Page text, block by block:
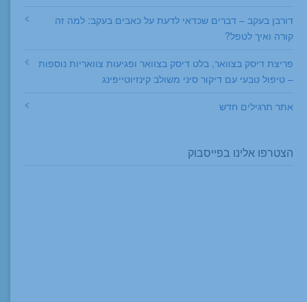
דורבן בעקב – דברים שכדאי לדעת על כאבים בעקב: למה זה
קורה ואיך לטפל?
פריצת דיסק בצוואר, בלט דיסק בצוואר ופגיעות צוואריות נוספות
– טיפול טבעי עם דיקור סיני משולב קינזיוטייפינג
אתר תרגילים חדש
הצטרפו אלינו בפייסבוק